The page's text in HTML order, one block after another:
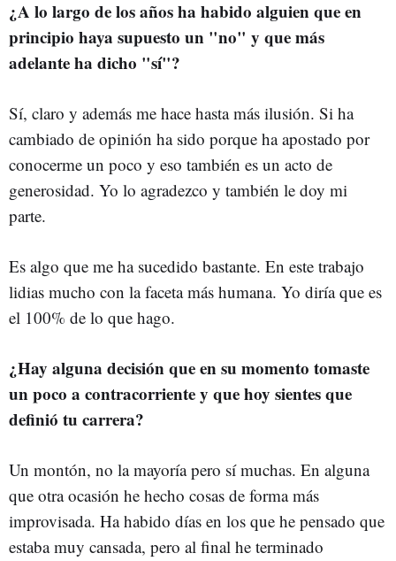
¿A lo largo de los años ha habido alguien que en
principio haya supuesto un "no" y que más
adelante ha dicho "sí"?
Sí, claro y además me hace hasta más ilusión. Si ha
cambiado de opinión ha sido porque ha apostado por
conocerme un poco y eso también es un acto de
generosidad. Yo lo agradezco y también le doy mi
parte.
Es algo que me ha sucedido bastante. En este trabajo
lidias mucho con la faceta más humana. Yo diría que es
el 100% de lo que hago.
¿Hay alguna decisión que en su momento tomaste
un poco a contracorriente y que hoy sientes que
definió tu carrera?
Un montón, no la mayoría pero sí muchas. En alguna
que otra ocasión he hecho cosas de forma más
improvisada. Ha habido días en los que he pensado que
estaba muy cansada, pero al final he terminado